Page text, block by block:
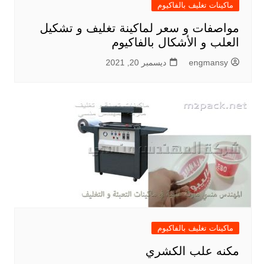
ماكينات تغليف بالفاكيوم
مواصفات و سعر لماكينة تغليف و تشكيل
العلب و الأشكال بالفاكيوم
engmansy ديسمبر 20, 2021
ماكينات تغليف بالفاكيوم
مكنه علب الكشري